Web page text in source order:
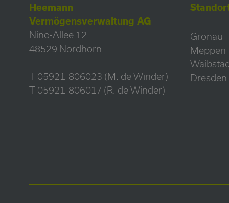
Heemann
Vermögensverwaltung AG
Nino-Allee 12
48529 Nordhorn
T 05921-806023 (M. de Winder)
T 05921-806017 (R. de Winder)
Gronau
Meppen
Dresden